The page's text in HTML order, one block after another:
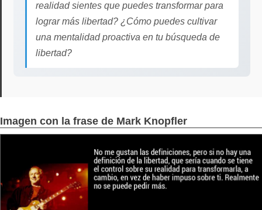
realidad sientes que puedes transformar para
lograr más libertad? ¿Cómo puedes cultivar
una mentalidad proactiva en tu búsqueda de
libertad?
Imagen con la frase de Mark Knopfler